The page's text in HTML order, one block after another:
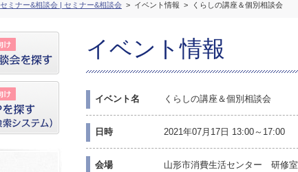
セミナー&相談会 | セミナー&相談会 イベント情報 くらしの講座＆個別相談会
イベント情報
イベント名 くらしの講座＆個別相談会
日時 2021年07月17日 13:00～17:00
会場
山形市消費生活センター 研修室